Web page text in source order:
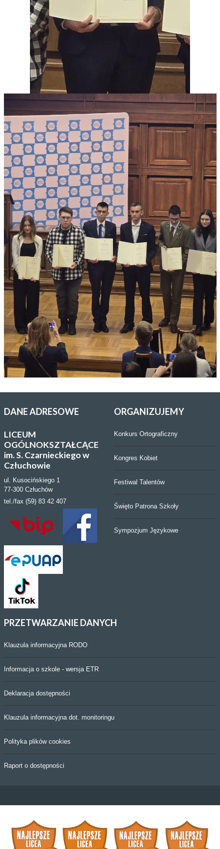
DANEADRESOWE
LICEUM
OGÓLNOKSZTAŁCĄCE
im. S. Czarnieckiego w
Człuchowie
ul. Kusocińskiego 1
77-300 Człuchów
tel./fax (59) 83 42 407
ORGANIZUJEMY
Konkurs Ortograficzny
Kongres Kobiet
Festiwal Talentów
Święto Patrona Szkoły
Sympozjum Językowe
PRZETWARZANIE DANYCH
Klauzula informacyjna RODO
Informacja o szkole - wersja ETR
Deklaracja dostępności
Klauzula informacyjna dot. monitoringu
Polityka plików cookies
Raport o dostępności